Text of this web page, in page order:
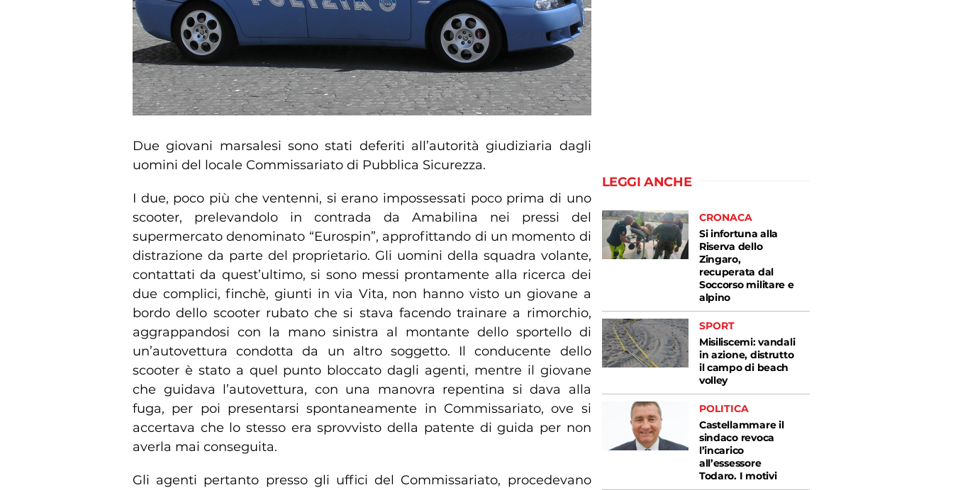
Due giovani marsalesi sono stati deferiti all’autorità giudiziaria dagli
uomini del locale Commissariato di Pubblica Sicurezza.
I due, poco più che ventenni, si erano impossessati poco prima di uno
scooter, prelevandolo in contrada da Amabilina nei pressi del
supermercato denominato “Eurospin”, approfittando di un momento di
distrazione da parte del proprietario. Gli uomini della squadra volante,
contattati da quest’ultimo, si sono messi prontamente alla ricerca dei
due complici, finchè, giunti in via Vita, non hanno visto un giovane a
bordo dello scooter rubato che si stava facendo trainare a rimorchio,
aggrappandosi con la mano sinistra al montante dello sportello di
un’autovettura condotta da un altro soggetto. Il conducente dello
scooter è stato a quel punto bloccato dagli agenti, mentre il giovane
che guidava l’autovettura, con una manovra repentina si dava alla
fuga, per poi presentarsi spontaneamente in Commissariato, ove si
accertava che lo stesso era sprovvisto della patente di guida per non
averla mai conseguita.
Gli agenti pertanto presso gli uffici del Commissariato, procedevano
LEGGI ANCHE
CRONACA
Si infortuna alla
Riserva dello
Zingaro,
recuperata dal
Soccorso militare e
alpino
SPORT
Misiliscemi: vandali
in azione, distrutto
il campo di beach
volley
POLITICA
Castellammare il
sindaco revoca
l’incarico
all’essessore
Todaro. I motivi